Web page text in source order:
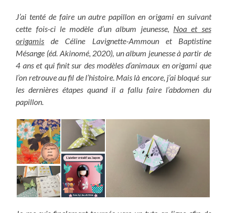
J’ai tenté de faire un autre papillon en origami en suivant
cette fois-ci le modèle d’un album jeunesse, Noa et ses
origamis de Céline Lavignette-Ammoun et Baptistine
Mésange (éd. Akinomé, 2020), un album jeunesse à partir de
4 ans et qui finit sur des modèles d’animaux en origami que
l’on retrouve au fil de l’histoire. Mais là encore, j’ai bloqué sur
les dernières étapes quand il a fallu faire l’abdomen du
papillon.